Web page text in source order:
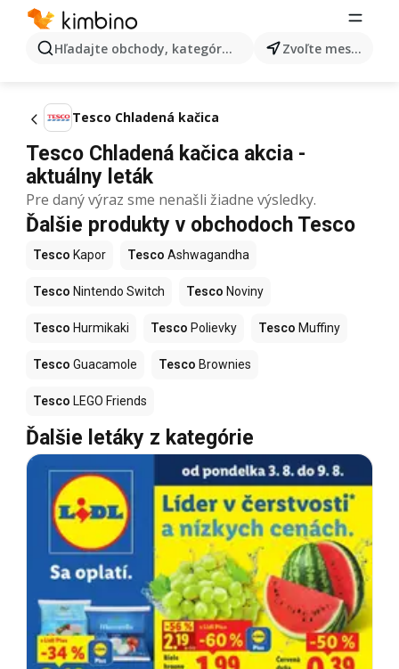
Hľadajte obchody, kategórie, produkty... Zvoľte mesto
Tesco Chladená kačica
Tesco Chladená kačica akcia -
aktuálny leták
Pre daný výraz sme nenašli žiadne výsledky.
Ďalšie produkty v obchodoch Tesco
Tesco Kapor Tesco Ashwagandha
Tesco Nintendo Switch Tesco Noviny
Tesco Hurmikaki Tesco Polievky Tesco Muffiny
Tesco Guacamole Tesco Brownies
Tesco LEGO Friends
Ďalšie letáky z kategórie